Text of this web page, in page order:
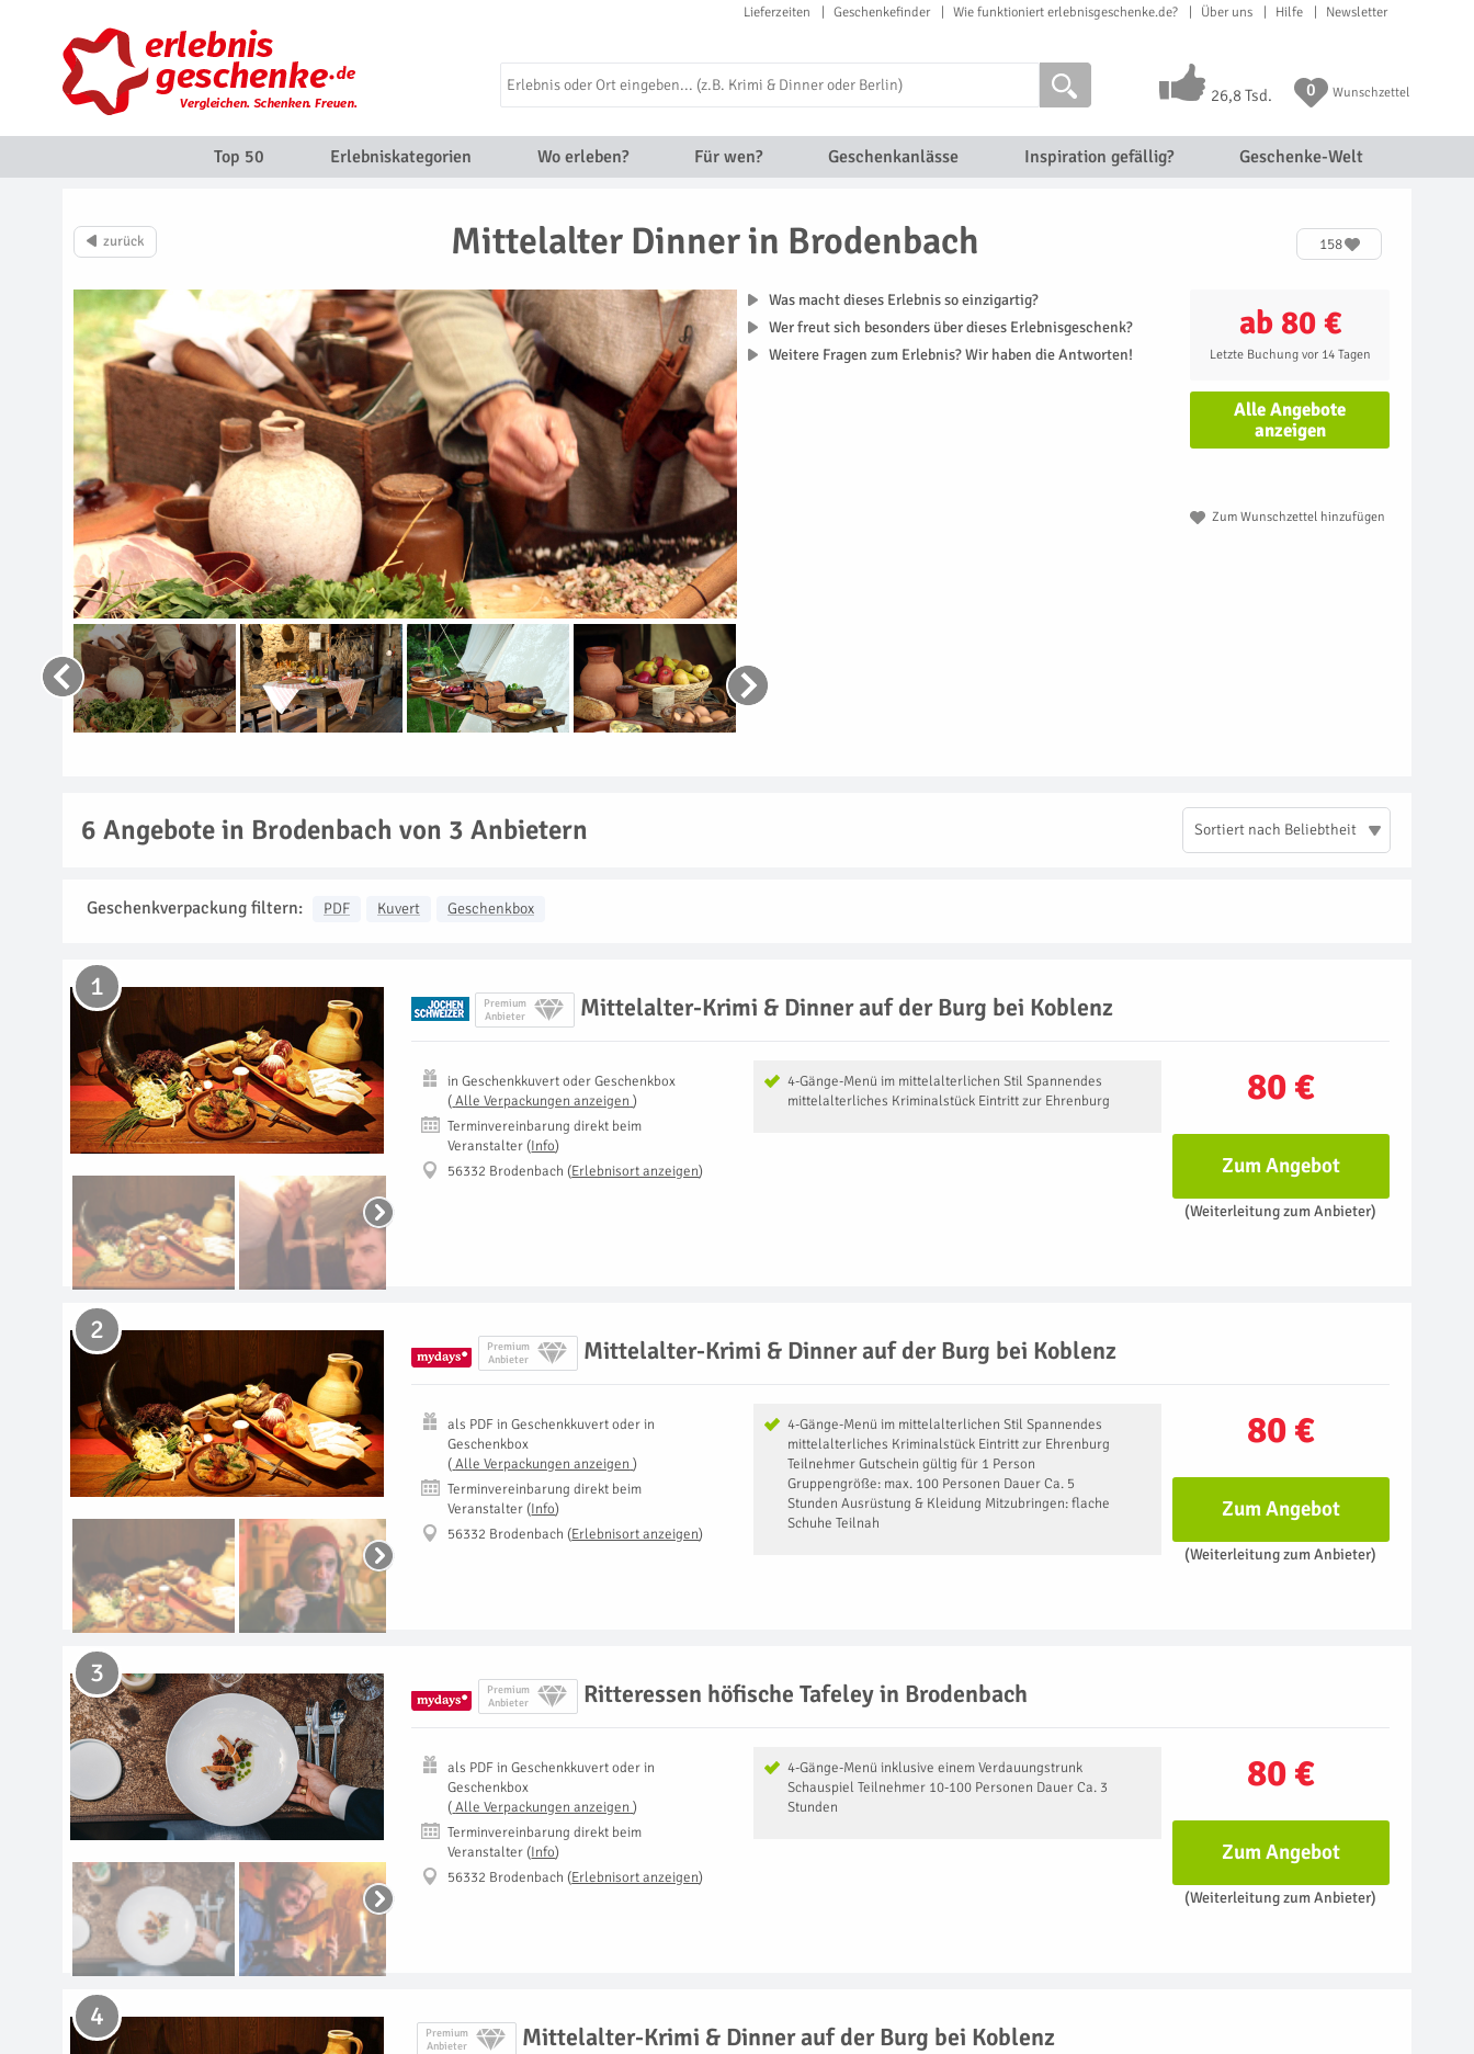
Lieferzeiten Geschenkefinder Wie funktioniert erlebnisgeschenke.de? Über uns Hilfe Newsletter
26,8 Tsd. 0 Wunschzettel
Top 50 Erlebniskategorien Wo erleben? Für wen? Geschenkanlässe Inspiration gefällig? Geschenke-Welt
Mittelalter Dinner in Brodenbach 158
ab 80 €
Letzte Buchung vor 14 Tagen
Alle Angebote
anzeigen
Zum Wunschzettel hinzufügen
Was macht dieses Erlebnis so einzigartig?
Wer freut sich besonders über dieses Erlebnisgeschenk?
Weitere Fragen zum Erlebnis? Wir haben die Antworten!
6 Angebote in Brodenbach von 3 Anbietern Sortiert nach Beliebtheit
Geschenkverpackung filtern: PDF Kuvert Geschenkbox
Premium
Anbieter
Mittelalter-Krimi & Dinner auf der Burg bei Koblenz
1
80 €
4-Gänge-Menü im mittelalterlichen Stil Spannendes
mittelalterliches Kriminalstück Eintritt zur Ehrenburg
inGeschenkkuvert oder Geschenkbox
( Alle Verpackungen anzeigen )
Terminvereinbarung direkt beim
Veranstalter (Info)
56332 Brodenbach (Erlebnisort anzeigen) Zum Angebot
(Weiterleitung zum Anbieter)
Premium
Anbieter
Mittelalter-Krimi & Dinner auf der Burg bei Koblenz
2
80 €
4-Gänge-Menü im mittelalterlichen Stil Spannendes
mittelalterliches Kriminalstück Eintritt zur Ehrenburg
Teilnehmer Gutschein gültig für 1 Person
Gruppengröße: max. 100 Personen Dauer Ca. 5
Stunden Ausrüstung & Kleidung Mitzubringen: flache
Schuhe Teilnah
als PDFinGeschenkkuvert oder in
Geschenkbox
( Alle Verpackungen anzeigen )
Terminvereinbarung direkt beim
Veranstalter (Info)
56332 Brodenbach (Erlebnisort anzeigen)
Zum Angebot
(Weiterleitung zum Anbieter)
Premium
Anbieter
Ritteressen höfische Tafeley in Brodenbach
3
80 €
4-Gänge-Menü inklusive einem Verdauungstrunk
Schauspiel Teilnehmer 10-100 Personen Dauer Ca. 3
Stunden
als PDFinGeschenkkuvert oder in
Geschenkbox
( Alle Verpackungen anzeigen )
Terminvereinbarung direkt beim
Veranstalter (Info)
56332 Brodenbach (Erlebnisort anzeigen)
Zum Angebot
(Weiterleitung zum Anbieter)
Premium
Anbieter
Mittelalter-Krimi & Dinner auf der Burg bei Koblenz
4